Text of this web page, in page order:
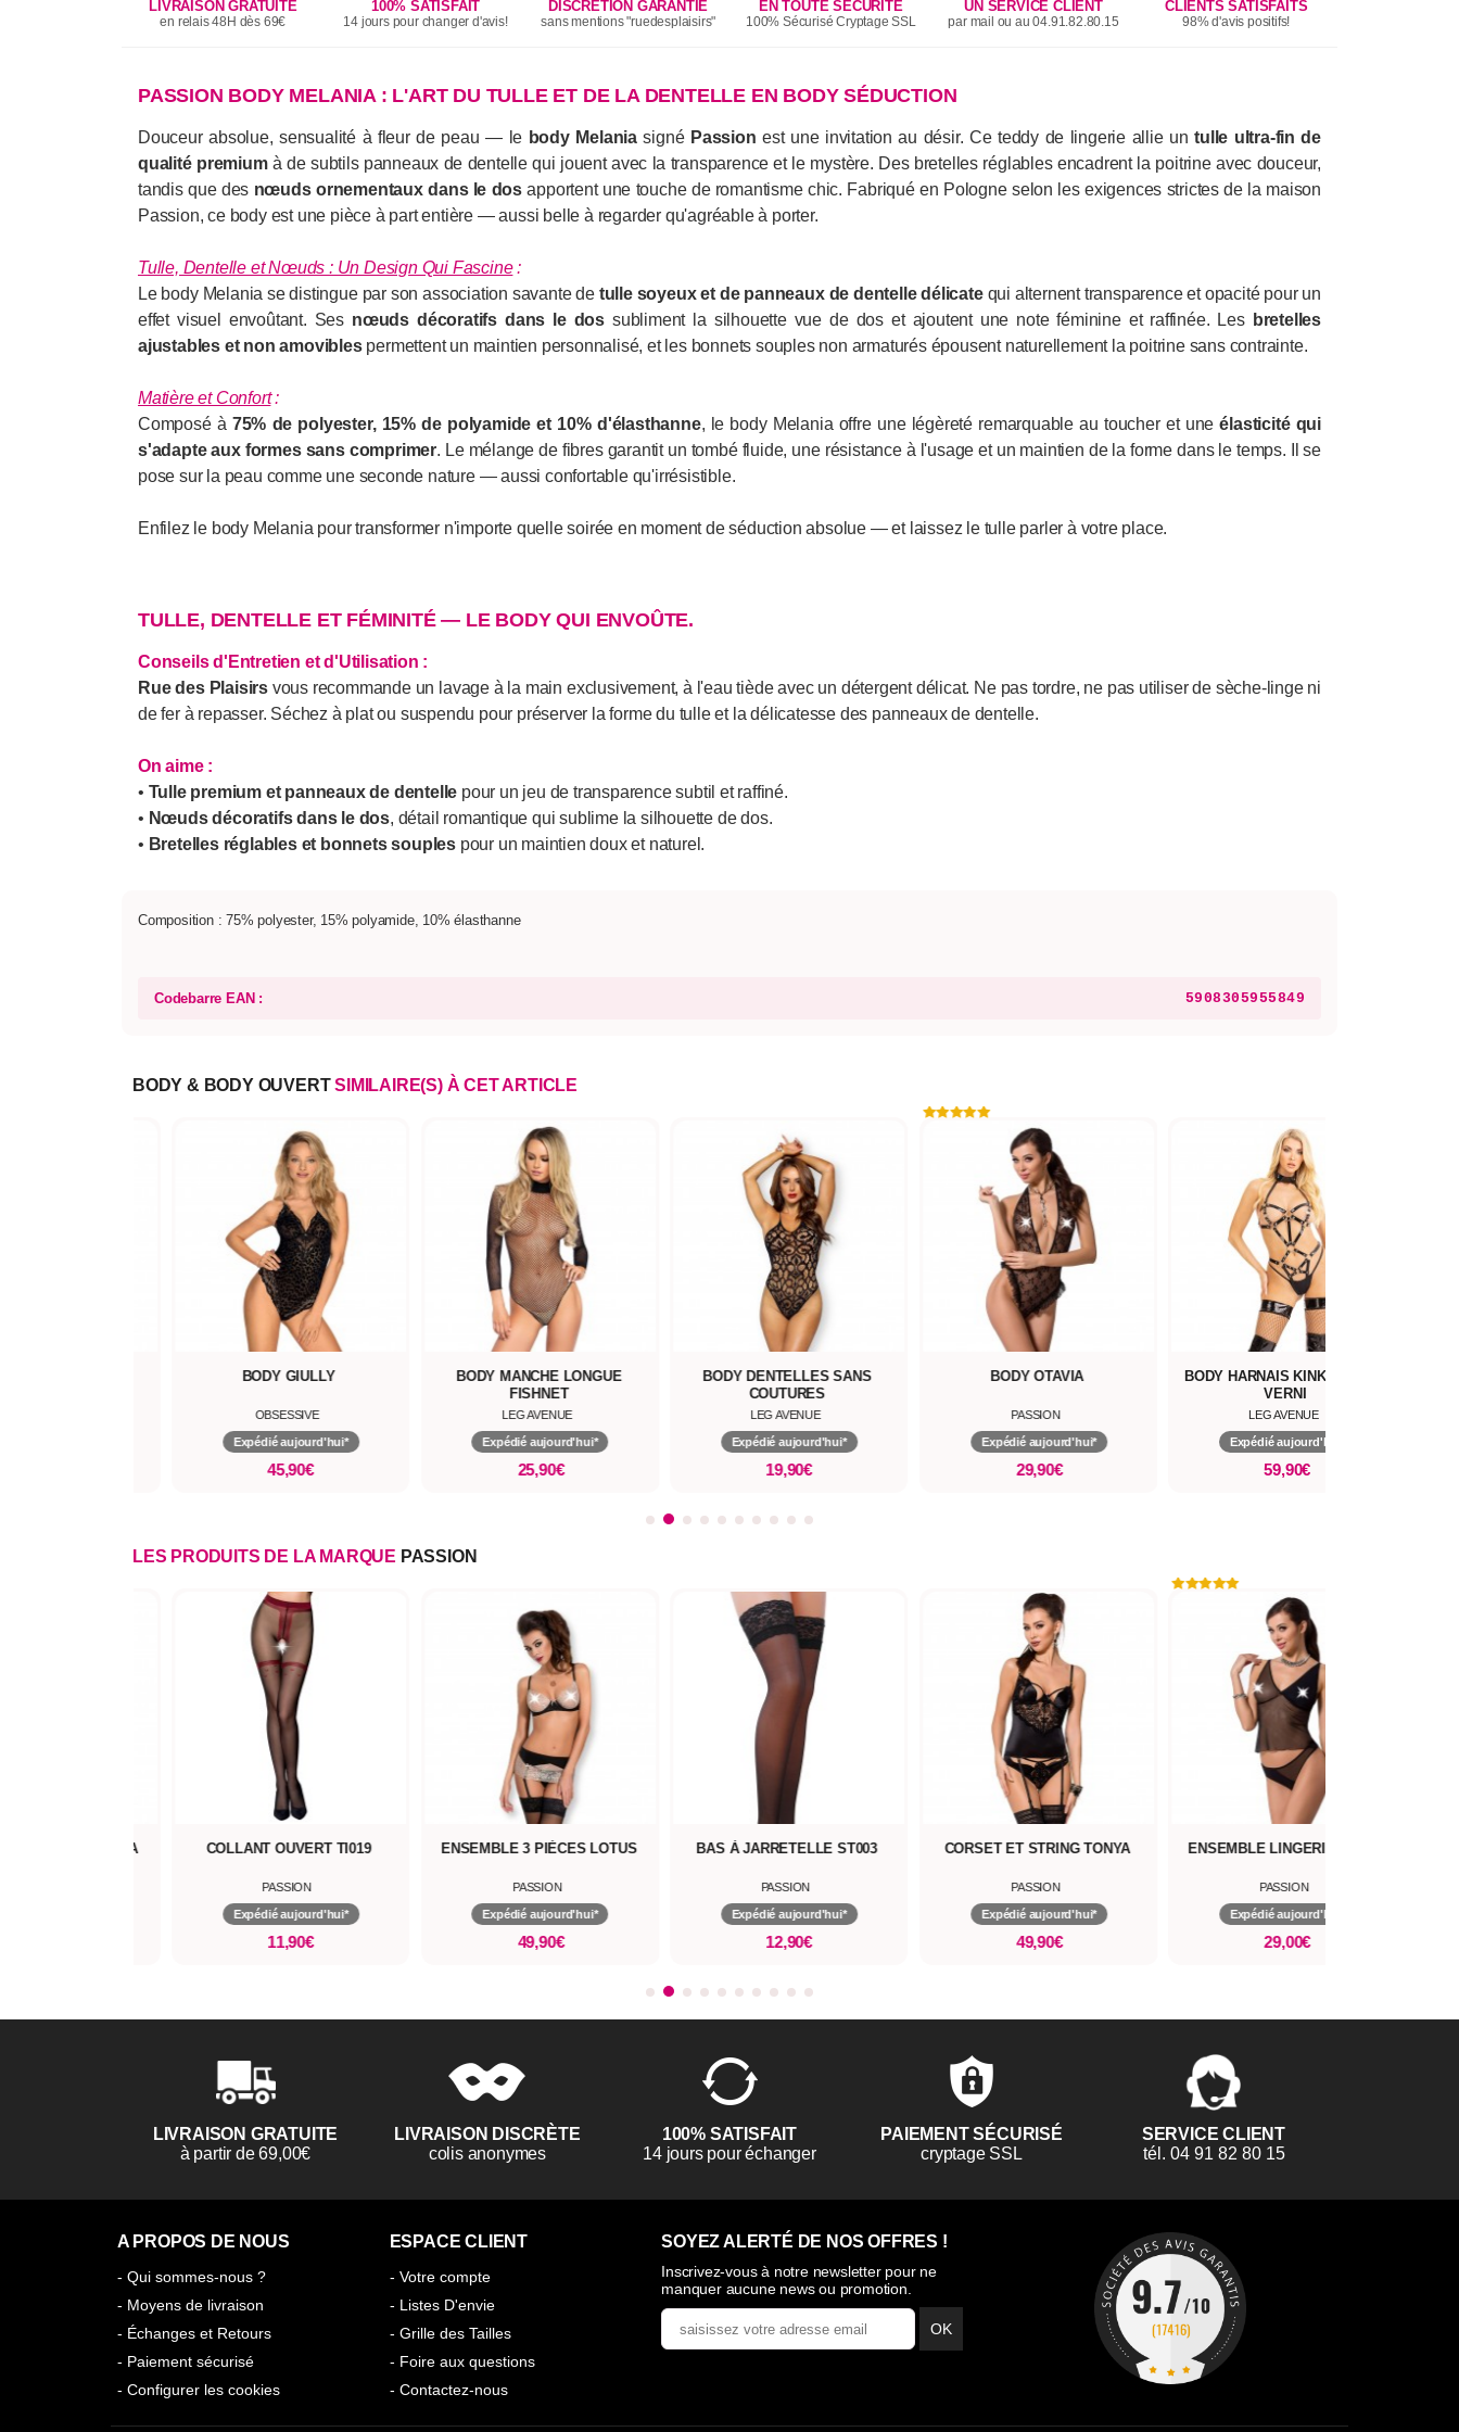
LIVRAISON GRATUITE
en relais 48H dès 69€
100% SATISFAIT
14 jours pour changer d'avis!
DISCRÉTION GARANTIE
sans mentions "ruedesplaisirs"
EN TOUTE SÉCURITÉ
100% Sécurisé Cryptage SSL
UN SERVICE CLIENT
par mail ou au 04.91.82.80.15
CLIENTS SATISFAITS
98% d'avis positifs!
PASSION BODY MELANIA : L'ART DU TULLE ET DE LA DENTELLE EN BODY SÉDUCTION
Douceur absolue, sensualité à fleur de peau — le body Melaniasigné Passion est une invitation au désir. Ce teddy de lingerie allie untulle ultra-fin de
qualité premiumà de subtils panneaux de dentelle qui jouent avec la transparence et le mystère. Des bretelles réglables encadrent la poitrine avec douceur,
tandis que des nœuds ornementaux dans le dosapportent une touche de romantisme chic. Fabriqué en Pologne selon les exigences strictes de la maison
Passion, ce body est une pièce à part entière — aussi belle à regarder qu'agréable à porter.
Tulle, Dentelle et Nœuds : Un Design Qui Fascine:
Le body Melania se distingue par son association savante de tulle soyeux et de panneaux de dentelle délicatequi alternent transparence et opacité pour un
effet visuel envoûtant. Ses nœuds décoratifs dans le dos subliment la silhouette vue de dos et ajoutent une note féminine et raffinée. Les bretelles
ajustables et non amoviblespermettent un maintien personnalisé, et les bonnets souples non armaturés épousent naturellement la poitrine sans contrainte.
Matière et Confort:
Composé à 75% de polyester, 15% de polyamide et 10% d'élasthanne, le body Melania offre une légèreté remarquable au toucher et uneélasticité qui
s'adapte aux formes sans comprimer. Le mélange de fibres garantit un tombé fluide, une résistance à l'usage et un maintien de la forme dans le temps. Il se
pose sur la peau comme une seconde nature — aussi confortable qu'irrésistible.
Enfilez le body Melania pour transformer n'importe quelle soirée en moment de séduction absolue — et laissez le tulle parler à votre place.
TULLE, DENTELLE ET FÉMINITÉ — LE BODY QUI ENVOÛTE.
Conseils d'Entretien et d'Utilisation :
Rue des Plaisirsvous recommande un lavage à la main exclusivement, à l'eau tiède avec un détergent délicat. Ne pas tordre, ne pas utiliser de sèche-linge ni
de fer à repasser. Séchez à plat ou suspendu pour préserver la forme du tulle et la délicatesse des panneaux de dentelle.
On aime :
• Tulle premium et panneaux de dentelle pour un jeu de transparence subtil et raffiné.
• Nœuds décoratifs dans le dos, détail romantique qui sublime la silhouette de dos.
• Bretelles réglables et bonnets souples pour un maintien doux et naturel.
Composition : 75% polyester, 15% polyamide, 10% élasthanne
Codebarre EAN : 5908305955849
BODY & BODY OUVERTSIMILAIRE(S) À CET ARTICLE
BODY GIULLY
OBSESSIVE
Expédié aujourd'hui*
45,90€
BODY MANCHE LONGUE
FISHNET
LEG AVENUE
Expédié aujourd'hui*
25,90€
BODY DENTELLES SANS
COUTURES
LEG AVENUE
Expédié aujourd'hui*
19,90€
BODY OTAVIA
PASSION
Expédié aujourd'hui*
29,90€
BODY HARNAIS KINK EN CUIR
VERNI
LEG AVENUE
Expédié aujourd'hui*
59,90€
LES PRODUITS DE LA MARQUE PASSION
COLLANT OUVERT TI019
PASSION
Expédié aujourd'hui*
11,90€
ENSEMBLE 3 PIÈCES LOTUS
PASSION
Expédié aujourd'hui*
49,90€
BAS À JARRETELLE ST003
PASSION
Expédié aujourd'hui*
12,90€
CORSET ET STRING TONYA
PASSION
Expédié aujourd'hui*
49,90€
ENSEMBLE LINGERIE LUMIA
PASSION
Expédié aujourd'hui*
29,00€
LIVRAISON GRATUITE
à partir de 69,00€
LIVRAISON DISCRÈTE
colis anonymes
100% SATISFAIT
14 jours pour échanger
PAIEMENT SÉCURISÉ
cryptage SSL
SERVICE CLIENT
tél. 04 91 82 80 15
A PROPOS DE NOUS
- Qui sommes-nous ?
- Moyens de livraison
- Échanges et Retours
- Paiement sécurisé
- Configurer les cookies
ESPACE CLIENT
- Votre compte
- Listes D'envie
- Grille des Tailles
- Foire aux questions
- Contactez-nous
SOYEZ ALERTÉ DE NOS OFFRES !
Inscrivez-vous à notre newsletter pour ne
manquer aucune news ou promotion.
OK